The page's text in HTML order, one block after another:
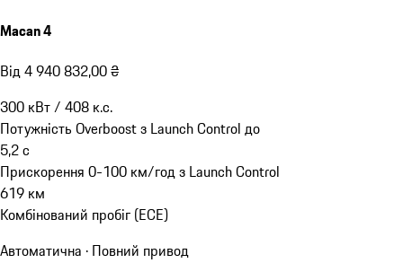
Macan 4
Від 4 940 832,00 ₴
300 кВт/ 408 к.с.
Потужність Overboost з Launch Control до
5,2с
Прискорення 0-100 км/год з Launch Control
619 км
Комбінований пробіг (ECE)
Автоматична · Повний привод